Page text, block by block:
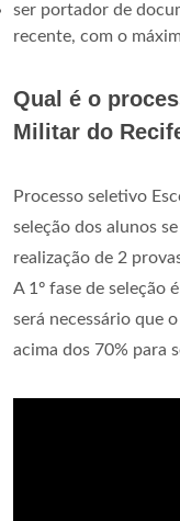
ser portador de
recente, com o
Qual é o
Militar do
Processo seletivo
seleção dos alunos
realização de 2
A 1º fase de seleção
será necessário que
acima dos 70% para